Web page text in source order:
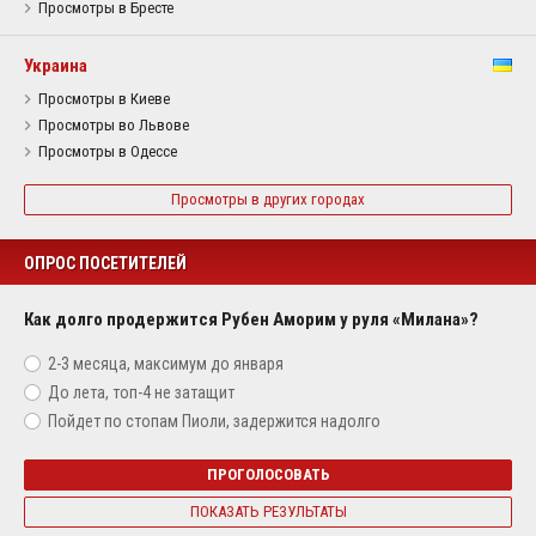
Просмотры в Бресте
Украина
Просмотры в Киеве
Просмотры во Львове
Просмотры в Одессе
Просмотры в других городах
ОПРОС ПОСЕТИТЕЛЕЙ
Как долго продержится Рубен Аморим у руля «Милана»?
2-3 месяца, максимум до января
До лета, топ-4 не затащит
Пойдет по стопам Пиоли, задержится надолго
ПРОГОЛОСОВАТЬ
ПОКАЗАТЬ РЕЗУЛЬТАТЫ